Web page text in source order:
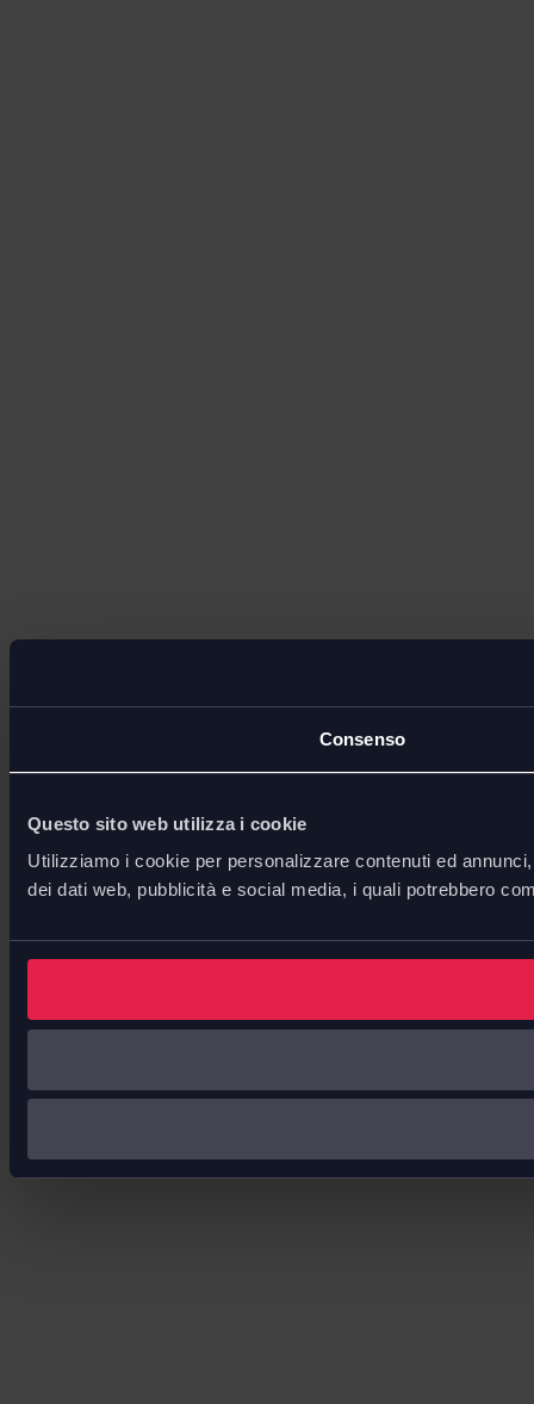
Consenso
Questo sito web utilizza i cookie
Utilizziamo i cookie per personalizzare contenuti ed
dei dati web, pubblicità e social media, i quali potrebbero